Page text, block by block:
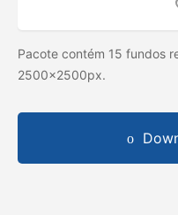
Pacote contém 15 fundos
2500x2500px.